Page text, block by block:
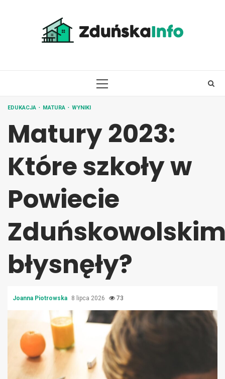
PRIMARY
EDUKACJA MATURA WYNIKI
Matury 2023:
Które szkoły w
Powiecie
błysnęły?
Joanna Piotrowska 8 lipca 2026 73